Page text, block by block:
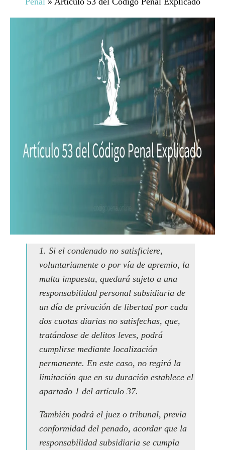
1. Si el condenado no satisficiere,
voluntariamente o por vía de apremio, la
multa impuesta, quedará sujeto a una
responsabilidad personal subsidiaria de
un día de privación de libertad por cada
dos cuotas diarias no satisfechas, que,
tratándose de delitos leves, podrá
cumplirse mediante localización
permanente. En este caso, no regirá la
limitación que en su duración establece el
apartado 1 del artículo 37.
También podrá el juez o tribunal, previa
conformidad del penado, acordar que la
responsabilidad subsidiaria se cumpla